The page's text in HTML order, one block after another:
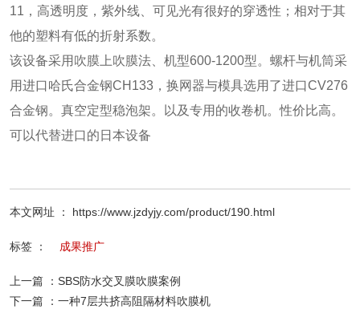
11，高透明度，紫外线、可见光有很好的穿透性；相对于其
他的塑料有低的折射系数。
该设备采用吹膜上吹膜法、机型600-1200型。螺杆与机筒采
用进口哈氏合金钢CH133，换网器与模具选用了进口CV276
合金钢。真空定型稳泡架。以及专用的收卷机。性价比高。
可以代替进口的日本设备
本文网址 ： https://www.jzdyjy.com/product/190.html
标签 ： 成果推广
上一篇 ： SBS防水交叉膜吹膜案例
下一篇 ： 一种7层共挤高阻隔材料吹膜机